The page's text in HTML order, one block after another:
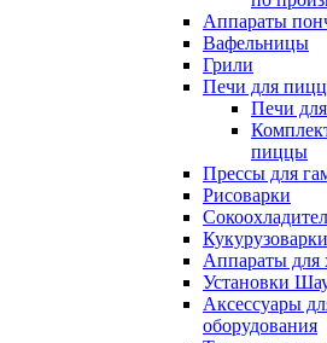
Аппараты
Вафельницы
Грили
Печи для
Печи
пиццы
Прессы для
Рисоварки
Кукурузоварки
Аппараты для
Установки
Аксессуары
оборудования